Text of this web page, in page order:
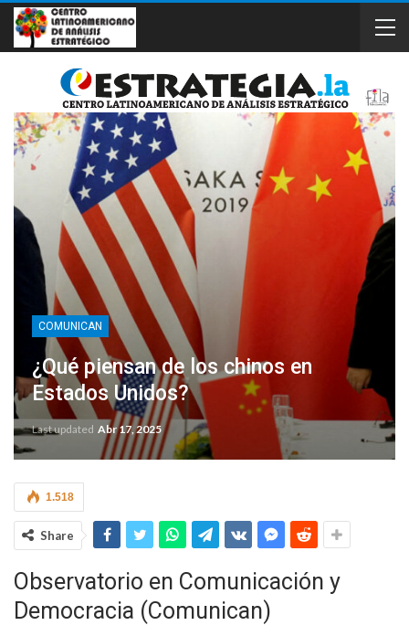
COMUNICAN
¿Qué piensan de los chinos en
Estados Unidos?
Last updated Abr 17, 2025
1.518
Share
Observatorio en Comunicación y
Democracia (Comunican)